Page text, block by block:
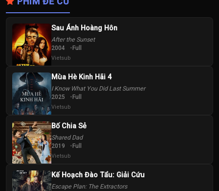
Sau Ánh Hoàng Hôn
After the Sunset
2004 Full
Vietsub
Mùa Hè Kinh Hãi 4
I Know What You Did Last Summer
2025 Full
Vietsub
Bố Chia Sẻ
Shared Dad
2019 Full
Vietsub
Kế Hoạch Đào Tẩu: Giải Cứu
Escape Plan: The Extractors